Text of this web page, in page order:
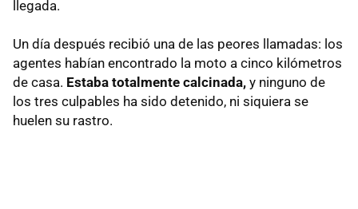
llegada.
Un día después recibió una de las peores llamadas: los
agentes habían encontrado la moto a cinco kilómetros
de casa. Estaba totalmente calcinada, y ninguno de
los tres culpables ha sido detenido, ni siquiera se
huelen su rastro.